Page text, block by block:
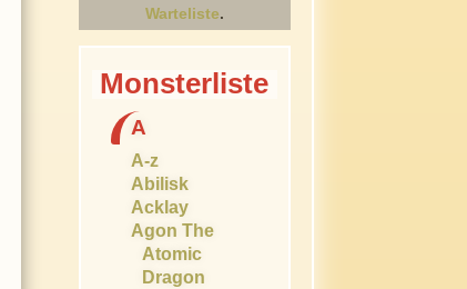
Warteliste.
Monsterliste
A
A-z
Abilisk
Acklay
Agon The
Atomic
Dragon